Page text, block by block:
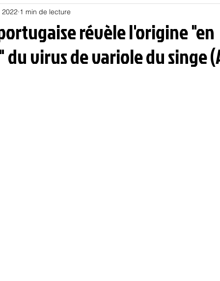
Habitat Hors piste
Psychologie Résilience Santé
révèle l'origine "en
virus de variole du singe
2022 1 min de lecture